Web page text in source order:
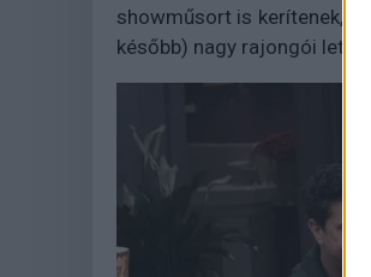
showműsort is kerítenek,
később) nagy rajongói